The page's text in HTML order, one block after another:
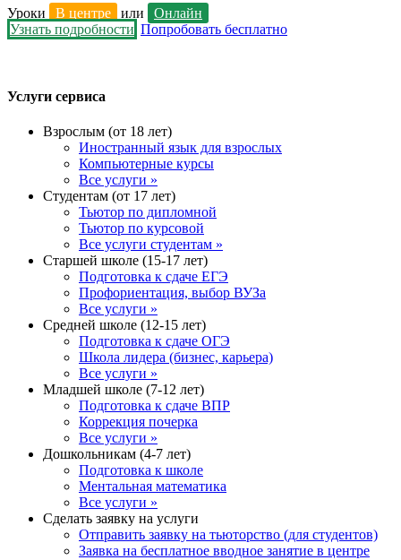
Уроки В центре или
Онлайн
Узнать подробности Попробовать бесплатно
Услуги сервиса
Взрослым (от 18 лет)
Иностранный язык для взрослых
Компьютерные курсы
Все услуги »
Студентам (от 17 лет)
Тьютор по дипломной
Тьютор по курсовой
Все услуги студентам »
Старшей школе (15-17 лет)
Подготовка к сдаче ЕГЭ
Профориентация, выбор ВУЗа
Все услуги »
Средней школе (12-15 лет)
Подготовка к сдаче ОГЭ
Школа лидера (бизнес, карьера)
Все услуги »
Младшей школе (7-12 лет)
Подготовка к сдаче ВПР
Коррекция почерка
Все услуги »
Дошкольникам (4-7 лет)
Подготовка к школе
Ментальная математика
Все услуги »
Сделать заявку на услуги
Отправить заявку на тьюторство (для студентов)
Заявка на бесплатное вводное занятие в центре